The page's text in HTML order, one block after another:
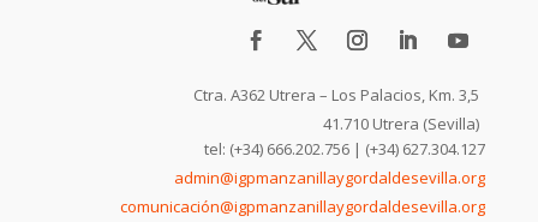
Ctra. A362 Utrera – Los Palacios, Km. 3,5
41.710 Utrera (Sevilla)
tel: (+34) 666.202.756 | (+34) 627.304.127
admin@igpmanzanillaygordaldesevilla.org
comunicación@igpmanzanillaygordaldesevilla.org